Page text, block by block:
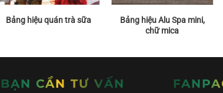
Bảng hiệu quán trà sữa
Bảng hiệu Alu Spa mini,
chữ mica
BẠN CẦN TƯ VẤN